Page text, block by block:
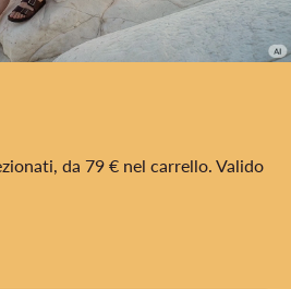
da 79 € nel carrello. Valido